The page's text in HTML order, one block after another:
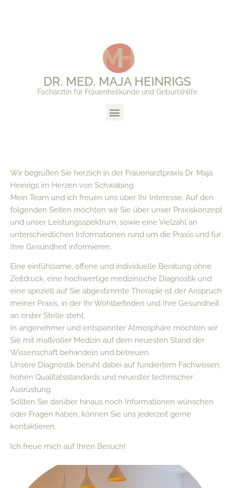
DR. MED. MAJA HEINRIGS
Fachärztin für Frauenheilkunde und Geburtshilfe
Wir begrüßen Sie herzlich in der Frauenarztpraxis Dr. Maja
Heinrigs im Herzen von Schwabing.
Mein Team und ich freuen uns über Ihr Interesse. Auf den
folgenden Seiten möchten wir Sie über unser Praxiskonzept
und unser Leistungsspektrum, sowie eine Vielzahl an
unterschiedlichen Informationen rund um die Praxis und für
Ihre Gesundheit informieren.
Eine einfühlsame, offene und individuelle Beratung ohne
Zeitdruck, eine hochwertige medizinische Diagnostik und
eine speziell auf Sie abgestimmte Therapie ist der Anspruch
meiner Praxis, in der Ihr Wohlbefinden und Ihre Gesundheit
an erster Stelle steht.
In angenehmer und entspannter Atmosphäre möchten wir
Sie mit maßvoller Medizin auf dem neuesten Stand der
Wissenschaft behandeln und betreuen.
Unsere Diagnostik beruht dabei auf fundiertem Fachwissen,
hohen Qualitätsstandards und neuester technischer
Ausrüstung.
Sollten Sie darüber hinaus noch Informationen wünschen
oder Fragen haben, können Sie uns jederzeit gerne
kontaktieren.
Ich freue mich auf Ihren Besuch!